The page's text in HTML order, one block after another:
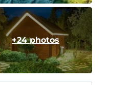
+24 photos